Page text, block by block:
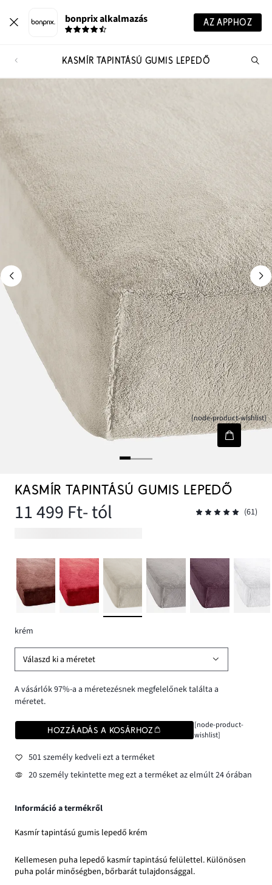
bonprix alkalmazás AZ APPHOZ
KASMÍR TAPINTÁSÚ GUMIS LEPEDŐ
[node-product-wishlist]
KASMÍR TAPINTÁSÚ GUMIS LEPEDŐ
11 499 Ft- tól (61)
krém
Válaszd ki a méretet
A vásárlók 97%-a a méretezésnek megfelelőnek találta a
méretet.
HOZZÁADÁS A KOSÁRHOZ
[node-product-
wishlist]
501 személy kedveli ezt a terméket
20 személy tekintette meg ezt a terméket az elmúlt 24 órában
Információ a termékről
Kasmír tapintású gumis lepedő krém
Kellemesen puha lepedő kasmír tapintású felülettel. Különösen
puha polár minőségben, bőrbarát tulajdonsággal.